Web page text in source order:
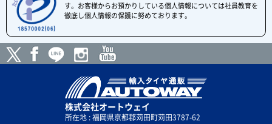
す。お客様からお預かりしている個人情報については社員教育を
徹底し個人情報の保護に努めております。
株式会社オートウェイ
所在地 : 福岡県京都郡苅田町苅田3787-62